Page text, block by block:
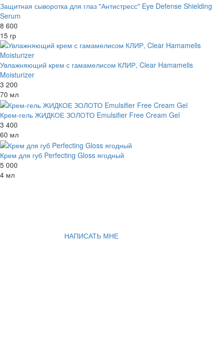
Защитная сыворотка для глаз "Антистресс" Eye Defense Shielding
Serum
8 600
15 гр
Увлажняющий крем с гамамелисом КЛИР, Clear Hamamelis
Moisturizer
3 200
70 мл
Крем-гель ЖИДКОЕ ЗОЛОТО Emulsifier Free Cream Gel
3 400
60 мл
Крем для губ Perfecting Gloss ягодный
5 000
4 мл
НАПИСАТЬ МНЕ